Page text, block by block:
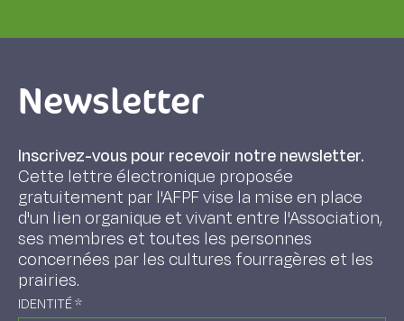
Newsletter
Inscrivez-vous pour recevoir notre newsletter.
Cette lettre électronique proposée
gratuitement par l'AFPF vise la mise en place
d'un lien organique et vivant entre l'Association,
ses membres et toutes les personnes
concernées par les cultures fourragères et les
prairies.
IDENTITÉ*